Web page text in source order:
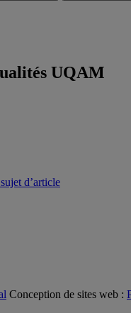
UQAM
d’article
Conception de sites web :